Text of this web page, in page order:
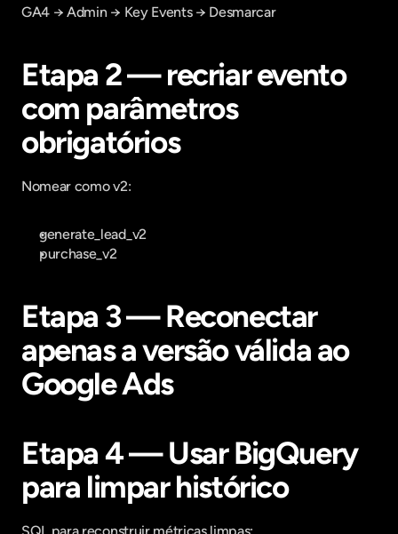
GA4 → Admin → Key Events → Desmarcar
Etapa 2 — recriar evento
com parâmetros
obrigatórios
Nomear como v2:
generate_lead_v2
purchase_v2
Etapa 3 — Reconectar
apenas a versão válida ao
Google Ads
Etapa 4 — Usar BigQuery
para limpar histórico